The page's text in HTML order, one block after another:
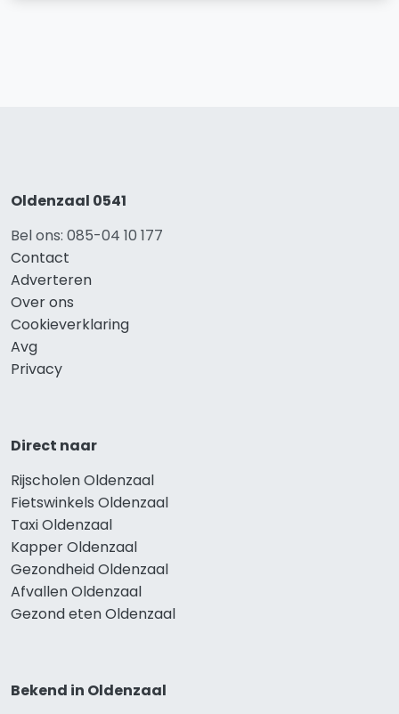
Oldenzaal 0541
Bel ons: 085-04 10 177
Contact
Adverteren
Over ons
Cookieverklaring
Avg
Privacy
Direct naar
Rijscholen Oldenzaal
Fietswinkels Oldenzaal
Taxi Oldenzaal
Kapper Oldenzaal
Gezondheid Oldenzaal
Afvallen Oldenzaal
Gezond eten Oldenzaal
Bekend in Oldenzaal